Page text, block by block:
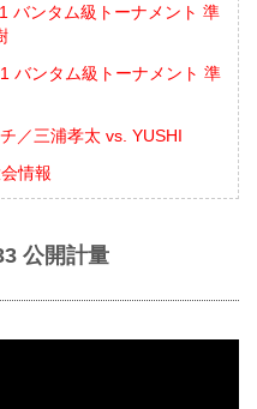
バンタム級トーナメント 準
バンタム級トーナメント 準
／三浦孝太 vs. YUSHI
情報
公開計量